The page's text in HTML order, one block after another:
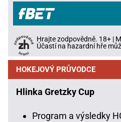
Hrajte zodpovědně. 18+ |
Účastí na hazardní hře
HOKEJOVÝ PRŮVODCE
Hlinka Gretzky Cup
Program a výsledky